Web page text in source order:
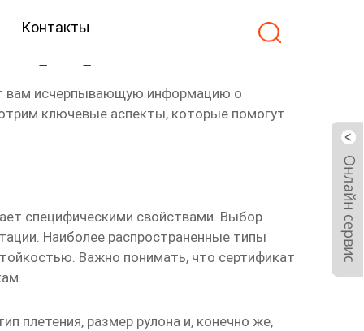
Контакты
вам исчерпывающую информацию о
ключевые аспекты, которые помогут
специфическими свойствами. Выбор
Наиболее распространенные типы
Важно понимать, что сертификат
плетения, размер рулона и, конечно же,